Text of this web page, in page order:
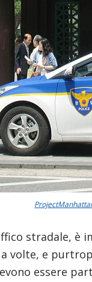
stradale, è
volte, e
essere